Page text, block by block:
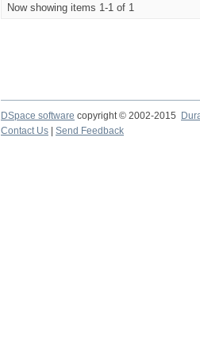
Now showing items 1-1 of 1
DSpace software copyright © 2002-2015
Contact Us
Send Feedback